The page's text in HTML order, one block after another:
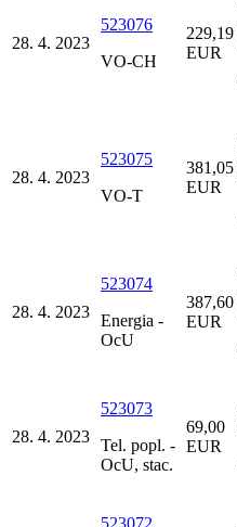
28. 4. 2023
523076
VO-CH
229,19
EUR
28. 4. 2023
523075
VO-T
381,05
EUR
28. 4. 2023
523074
Energia -
OcU
387,60
EUR
28. 4. 2023
523073
Tel. popl. -
OcU, stac.
69,00
EUR
523072